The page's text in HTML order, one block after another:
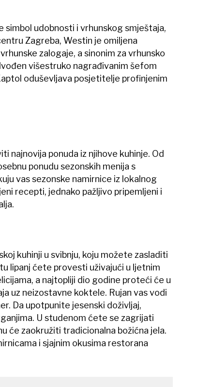
udobnosti i vrhunskog smještaja,
Zagreba, Westin je omiljena
zalogaje, a sinonim za vrhunsko
višestruko nagrađivanim šefom
oduševljava posjetitelje profinjenim
najnovija ponuda iz njihove kuhinje. Od
ponudu sezonskih menija s
vas sezonske namirnice iz lokalnog
recepti, jednako pažljivo pripemljeni i
kuhinji u svibnju, koju možete zasladiti
lipanj ćete provesti uživajući u ljetnim
a najtopliji dio godine proteći će u
uz neizostavne koktele. Rujan vas vodi
Da upotpunite jesenski doživljaj,
U studenom ćete se zagrijati
će zaokružiti tradicionalna božićna jela.
i sjajnim okusima restorana